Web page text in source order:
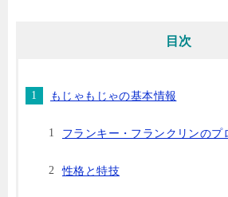
目次
もじゃもじゃの基本情報
フランキー・フランクリンのプ
性格と特技